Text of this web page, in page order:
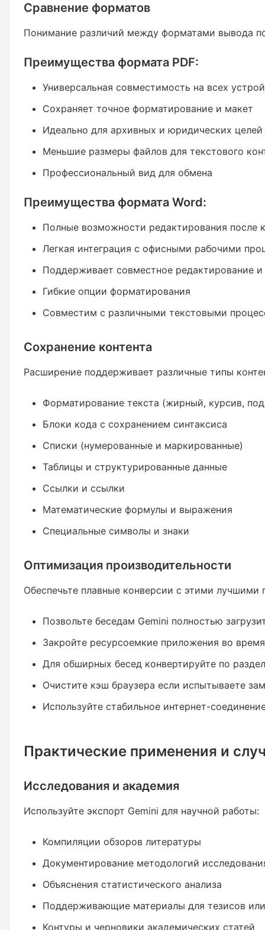
Сравнение форматов
Понимание различий между форматами вывода
Преимущества формата PDF:
Универсальная совместимость на всех
Сохраняет точное форматирование и макет
Идеально для архивных и юридических целей
Меньшие размеры файлов для текстового
Профессиональный вид для обмена
Преимущества формата Word:
Полные возможности редактирования после
Легкая интеграция с офисными рабочими
Поддерживает совместное редактирование
Гибкие опции форматирования
Совместим с различными текстовыми
Сохранение контента
Расширение поддерживает различные типы
Форматирование текста (жирный, курсив,
Блоки кода с сохранением синтаксиса
Списки (нумерованные и маркированные)
Таблицы и структурированные данные
Ссылки и ссылки
Математические формулы и выражения
Специальные символы и знаки
Оптимизация производительности
Обеспечьте плавные конверсии с этими лучшими
Позвольте беседам Gemini полностью
Закройте ресурсоемкие приложения во
Для обширных бесед конвертируйте по
Очистите кэш браузера если испытываете
Используйте стабильное интернет-
Практические применения и
Исследования и академия
Используйте экспорт Gemini для научной работы:
Компиляции обзоров литературы
Документирование методологий
Объяснения статистического анализа
Поддерживающие материалы для тезисов
Контуры и черновики академических статей